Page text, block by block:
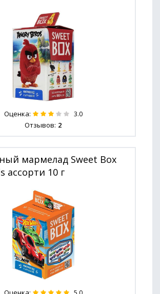
Оценка: 3.0
Отзывов: 2
мармелад Sweet Box
ассорти 10 г